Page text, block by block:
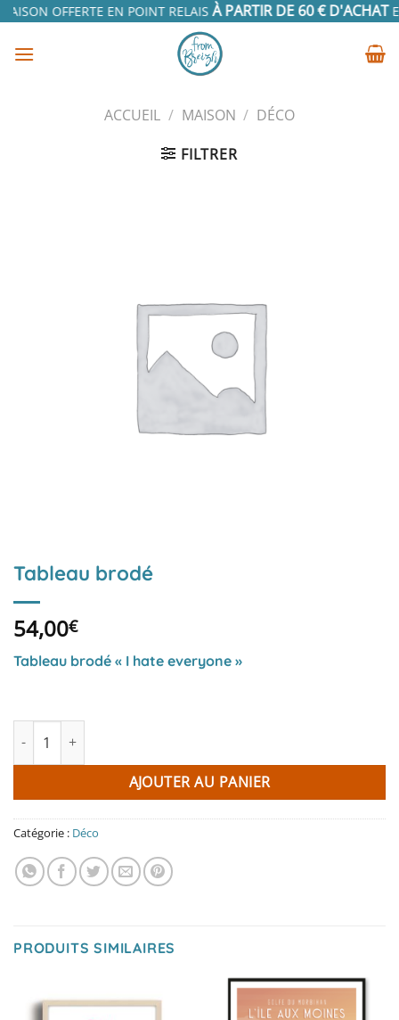
Passer
contenu
OFFERTE EN POINT RELAISÀ PARTIR DE 60 € D'ACHATEN
ACCUEIL / MAISON / DÉCO
FILTRER
Tableau brodé
54,00€
Tableau brodé « I hate everyone »
AJOUTER AU PANIER
Catégorie : Déco
PRODUITS SIMILAIRES